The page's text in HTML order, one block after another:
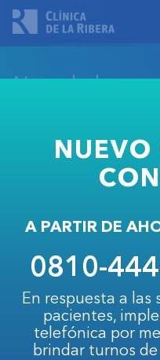
Novedades
Esborrat, Luciano
NUEVO
A PARTIR DE
0810-
En respuesta a las
pacientes,
telefónica por
brindar turnos